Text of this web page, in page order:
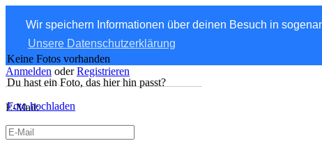
Wir speichern Informationen über deinen Besuch in
Unsere Datenschutzerklärung
Anmelden oder Registrieren
E-Mail:
Keine Fotos vorhanden
Du hast ein Foto, das hier hin passt?
Foto hochladen